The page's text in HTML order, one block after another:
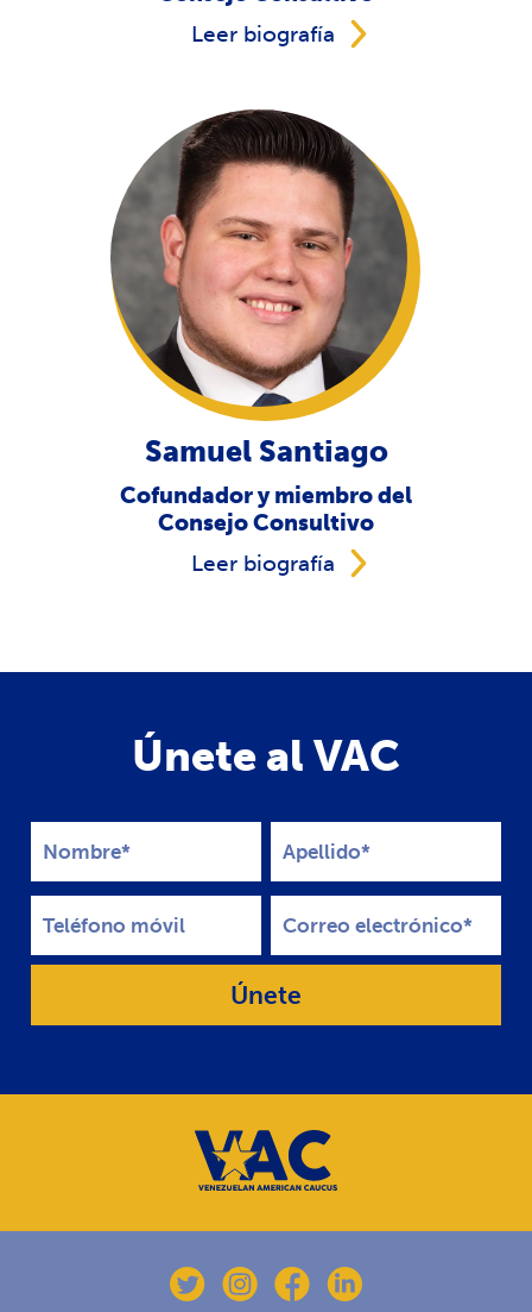
Leer biografía
Samuel Santiago
Cofundador y miembro del
Consejo Consultivo
Leer biografía
Únete al VAC